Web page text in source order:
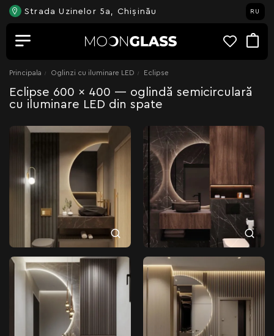
Strada Uzinelor 5a, Chișinău RU
Principala Oglinzi cu iluminare LED Eclipse
Eclipse 600 x 400 — oglindă semicirculară
cu iluminare LED din spate